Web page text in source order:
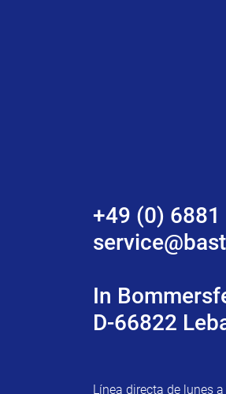
+49 (0)
In
D-66822
Línea directa de lunes